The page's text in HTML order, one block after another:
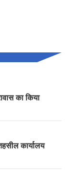
का किया
कार्यालय